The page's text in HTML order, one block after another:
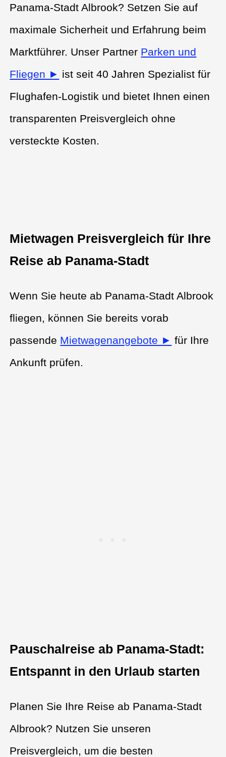
Panama-Stadt Albrook? Setzen Sie auf
maximale Sicherheit und Erfahrung beim
Marktführer. Unser Partner Parken und
Fliegen ► ist seit 40 Jahren Spezialist für
Flughafen-Logistik und bietet Ihnen einen
transparenten Preisvergleich ohne
versteckte Kosten.
Mietwagen Preisvergleich für Ihre
Reise ab Panama-Stadt
Wenn Sie heute ab Panama-Stadt Albrook
fliegen, können Sie bereits vorab
passende Mietwagenangebote ► für Ihre
Ankunft prüfen.
Pauschalreise ab Panama-Stadt:
Entspannt in den Urlaub starten
Planen Sie Ihre Reise ab Panama-Stadt
Albrook? Nutzen Sie unseren
Preisvergleich, um die besten